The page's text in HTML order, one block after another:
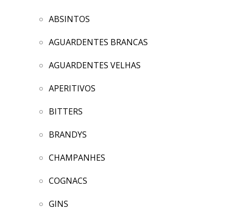
ABSINTOS
AGUARDENTES BRANCAS
AGUARDENTES VELHAS
APERITIVOS
BITTERS
BRANDYS
CHAMPANHES
COGNACS
GINS